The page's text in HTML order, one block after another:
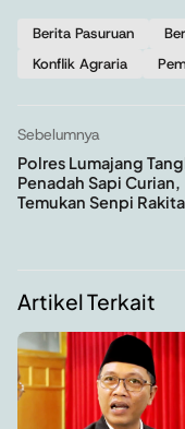
Berita Pasuruan
Konflik Agraria
Sebelumnya
Polres Lumajang
Penadah Sapi Curian,
Temukan Senpi
Artikel Terkait